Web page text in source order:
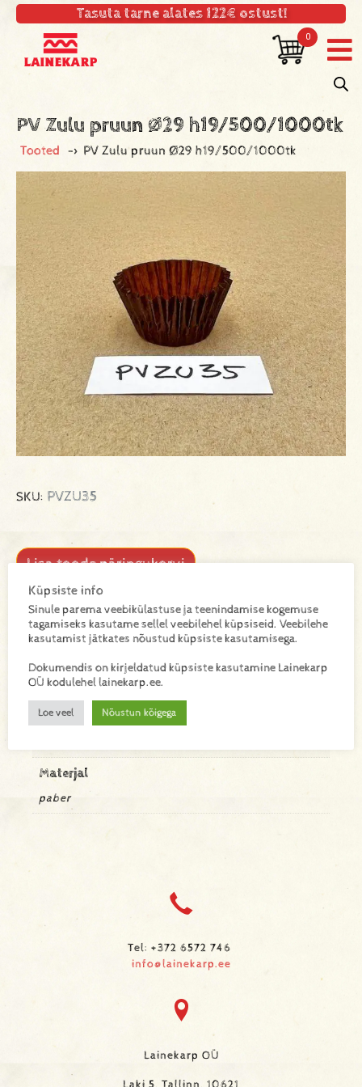
Tasuta tarne alates 122€ ostust!
0
PV Zulu pruun Ø29 h19/500/1000tk
Tooted -> PV Zulu pruun Ø29 h19/500/1000tk
SKU: PVZU35
Lisa toode päringukorvi
Lisainfo
0,158 kg
Mõõtmed
Materjal
paber
Küpsiste info
Sinule parema veebikülastuse ja teenindamise kogemuse
tagamiseks kasutame sellel veebilehel küpsiseid. Veebilehe
kasutamist jätkates nõustud küpsiste kasutamisega.
Dokumendis on kirjeldatud küpsiste kasutamine Lainekarp
OÜ kodulehel lainekarp.ee.
Loe veel Nõustun kõigega
Tel: +372 6572 746
info@lainekarp.ee
Lainekarp OÜ
Laki 5, Tallinn, 10621